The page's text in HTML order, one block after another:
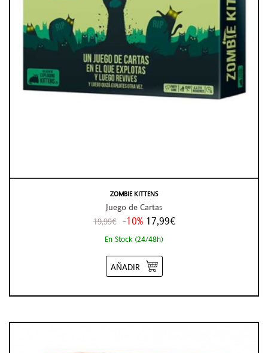
ZOMBIE KITTENS
Juego de Cartas
19,99€ -10% 17,99€
En Stock (24/48h)
AÑADIR